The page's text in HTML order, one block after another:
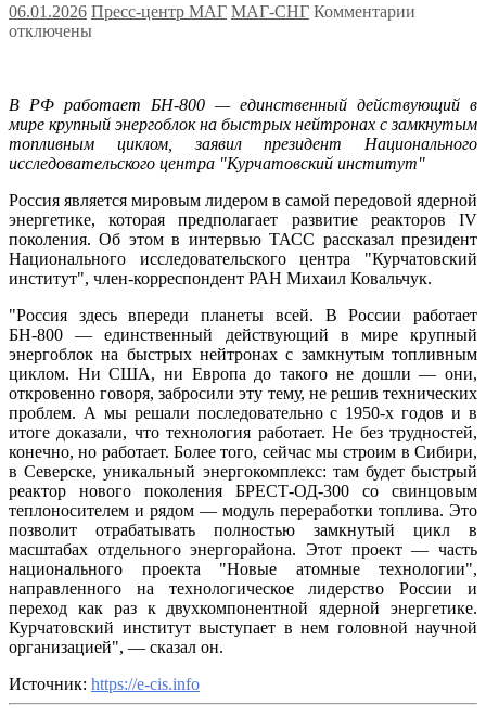
06.01.2026 Пресс-центр МАГ МАГ-СНГ Комментарии
в
ядерной
отключены
В РФ работает БН-800 — единственный действующий в
мире крупный энергоблок на быстрых нейтронах с замкнутым
топливным циклом, заявил президент Национального
исследовательского центра "Курчатовский институт"
Россия является мировым лидером в самой передовой ядерной
энергетике, которая предполагает развитие реакторов IV
поколения. Об этом в интервью ТАСС рассказал президент
Национального исследовательского центра "Курчатовский
институт", член-корреспондент РАН Михаил Ковальчук.
"Россия здесь впереди планеты всей. В России работает
БН-800 — единственный действующий в мире крупный
энергоблок на быстрых нейтронах с замкнутым топливным
циклом. Ни США, ни Европа до такого не дошли — они,
откровенно говоря, забросили эту тему, не решив технических
проблем. А мы решали последовательно с 1950-х годов и в
итоге доказали, что технология работает. Не без трудностей,
конечно, но работает. Более того, сейчас мы строим в Сибири,
в Северске, уникальный энергокомплекс: там будет быстрый
реактор нового поколения БРЕСТ-ОД-300 со свинцовым
теплоносителем и рядом — модуль переработки топлива. Это
позволит отрабатывать полностью замкнутый цикл в
масштабах отдельного энергорайона. Этот проект — часть
национального проекта "Новые атомные технологии",
направленного на технологическое лидерство России и
переход как раз к двухкомпонентной ядерной энергетике.
Курчатовский институт выступает в нем головной научной
организацией", — сказал он.
Источник: https://e-cis.info